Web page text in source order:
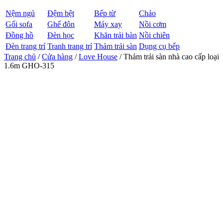
Nệm ngủ Đệm bệt Bếp từ
Chảo
Gối sofa
Ghế đôn Máy xay
Nồi cơm
Đồng hồ
Đèn học Khăn trải bàn Nồi chiên
Đèn trang trí Tranh trang trí Thảm trải sàn Dụng cụ bếp
Trang chủ /Cửa hàng /Love House / Thảm trải sàn nhà cao cấp loại
1.6m GHO-315